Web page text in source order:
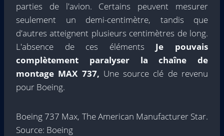
parties de l'avion. Certains peuvent mesurer
seulement un demi-centimètre, tandis que
d'autres atteignent plusieurs centimètres de long.
L'absence de ces éléments Je pouvais
complètement paralyser la chaîne de
montage MAX 737, Une source clé de revenu
pour Boeing.
Boeing 737 Max, The American Manufacturer Star.
Source: Boeing